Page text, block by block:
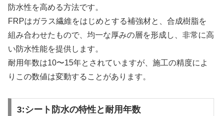
防水性を高める方法です。
FRPはガラス繊維をはじめとする補強材と、合成樹脂を
組み合わせたもので、均一な厚みの層を形成し、非常に高
い防水性能を提供します。
耐用年数は10〜15年とされていますが、施工の精度によ
りこの数値は変動することがあります。
3:シート防水の特性と耐用年数